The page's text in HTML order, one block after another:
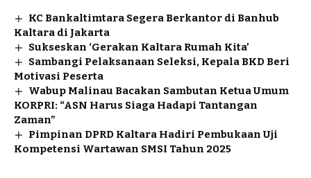
KC Bankaltimtara Segera Berkantor di Banhub
Kaltara di Jakarta
Sukseskan ‘Gerakan Kaltara Rumah Kita’
Sambangi Pelaksanaan Seleksi, Kepala BKD Beri
Motivasi Peserta
Wabup Malinau Bacakan Sambutan Ketua Umum
KORPRI: “ASN Harus Siaga Hadapi Tantangan
Zaman”
Pimpinan DPRD Kaltara Hadiri Pembukaan Uji
Kompetensi Wartawan SMSI Tahun 2025